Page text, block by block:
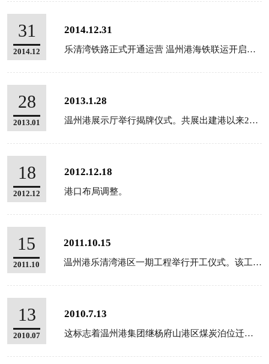
31
2014.12
2014.12.31
乐清湾铁路正式开通运营 温州港海铁联运开启新时代。
28
2013.01
2013.1.28
温州港展示厅举行揭牌仪式。共展出建港以来200余件珍贵文献、 图片资料和实物。并采用高科技的环形投影...
18
2012.12
2012.12.18
港口布局调整。
15
2011.10
2011.10.15
温州港乐清湾港区一期工程举行开工仪式。该工程拟新建1个5万吨级多用途泊位和1个5万吨级通用泊位。水工...
13
2010.07
2010.7.13
这标志着温州港集团继杨府山港区煤炭泊位迁移、件杂货泊位迁移后。战略的第三步。